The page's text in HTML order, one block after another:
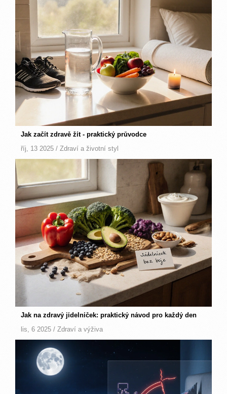
Jak začít zdravě žít - praktický průvodce
říj, 13 2025 /Zdraví a životní styl
Jak na zdravý jídelníček: praktický návod pro každý den
lis, 6 2025 /Zdraví a výživa